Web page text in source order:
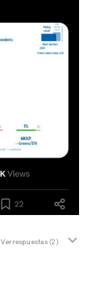
Ver respuestas(2)